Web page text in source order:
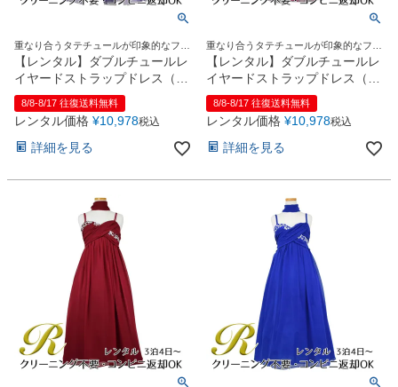
重なり合うタテチュールが印象的なファ
ンタジックドレス
【レンタル】ダブルチュールレ
イヤードストラップドレス（ス
トール付）(JK3355)パープル
8/8-8/17 往復送料無料
レンタル価格 ¥10,978税込
詳細を見る
重なり合うタテチュールが印象的なファ
ンタジックドレス
【レンタル】ダブルチュールレ
イヤードストラップドレス（ス
トール付）(JK3355)フクシア
8/8-8/17 往復送料無料
レンタル価格 ¥10,978税込
詳細を見る